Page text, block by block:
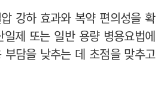
강하 효과와 복약 편의성을 확
제 또는 일반 용량 병용요법에
담을 낮추는 데 초점을 맞추고